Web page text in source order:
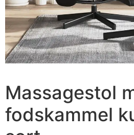
Massagestol
fodskammel